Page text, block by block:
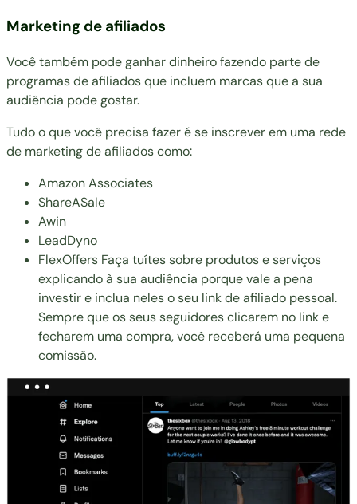
Marketing de afiliados
Você também pode ganhar dinheiro fazendo parte de
programas de afiliados que incluem marcas que a sua
audiência pode gostar.
Tudo o que você precisa fazer é se inscrever em uma rede
de marketing de afiliados como:
Amazon Associates
ShareASale
Awin
LeadDyno
FlexOffers Faça tuítes sobre produtos e serviços
explicando à sua audiência porque vale a pena
investir e inclua neles o seu link de afiliado pessoal.
Sempre que os seus seguidores clicarem no link e
fecharem uma compra, você receberá uma pequena
comissão.